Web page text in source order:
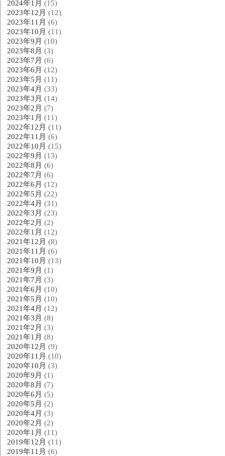
2024年1月 (15)
2023年12月 (12)
2023年11月 (6)
2023年10月 (11)
2023年9月 (10)
2023年8月 (3)
2023年7月 (6)
2023年6月 (12)
2023年5月 (11)
2023年4月 (33)
2023年3月 (14)
2023年2月 (7)
2023年1月 (11)
2022年12月 (11)
2022年11月 (6)
2022年10月 (15)
2022年9月 (13)
2022年8月 (6)
2022年7月 (6)
2022年6月 (12)
2022年5月 (22)
2022年4月 (31)
2022年3月 (23)
2022年2月 (2)
2022年1月 (12)
2021年12月 (8)
2021年11月 (6)
2021年10月 (13)
2021年9月 (1)
2021年7月 (3)
2021年6月 (10)
2021年5月 (10)
2021年4月 (12)
2021年3月 (8)
2021年2月 (3)
2021年1月 (8)
2020年12月 (9)
2020年11月 (10)
2020年10月 (3)
2020年9月 (1)
2020年8月 (7)
2020年6月 (5)
2020年5月 (2)
2020年4月 (3)
2020年2月 (2)
2020年1月 (11)
2019年12月 (11)
2019年11月 (6)